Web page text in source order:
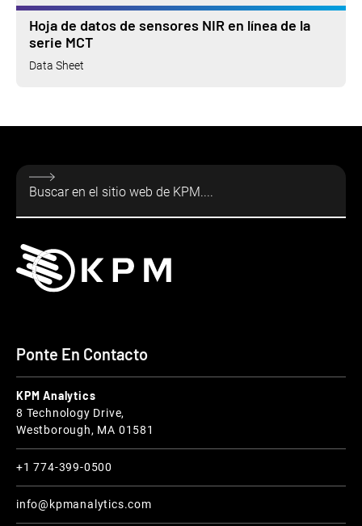
Hoja de datos de sensores NIR en línea de la
serie MCT
Data Sheet
Ponte En Contacto
KPM Analytics
8 Technology Drive,
Westborough, MA 01581
+1 774-399-0500
info@kpmanalytics.com